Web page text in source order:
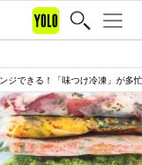
ジできる！「味つけ冷凍」が多